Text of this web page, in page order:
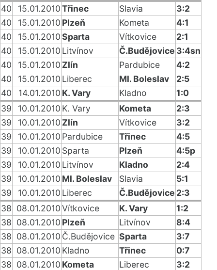
40 15.01.2010Třinec Slavia
3:2
40
15.01.2010 Plzeň Kometa
4:1
40
15.01.2010Sparta Vítkovice
2:1
40
15.01.2010 Litvínov Č.Budějovice 3:4sn
40
15.01.2010 Zlín Pardubice
4:2
40
15.01.2010 Liberec Ml. Boleslav
2:5
40
14.01.2010 K. Vary Kladno
1:0
39
10.01.2010 K. Vary Kometa
2:3
39
10.01.2010 Zlín Vítkovice
3:2
39
10.01.2010 Pardubice Třinec
4:5
39
10.01.2010 Sparta Plzeň
4:5p
39
10.01.2010 Litvínov Kladno
2:4
39
10.01.2010 Ml. Boleslav Slavia
5:1
39
10.01.2010 Liberec Č.Budějovice 2:3
38 08.01.2010Vítkovice K. Vary
1:2
38 08.01.2010 Plzeň Litvínov
8:4
38 08.01.2010 Č.Budějovice Sparta
3:7
38 08.01.2010 Kladno Třinec
0:7
38 08.01.2010 Kometa Liberec
3:2